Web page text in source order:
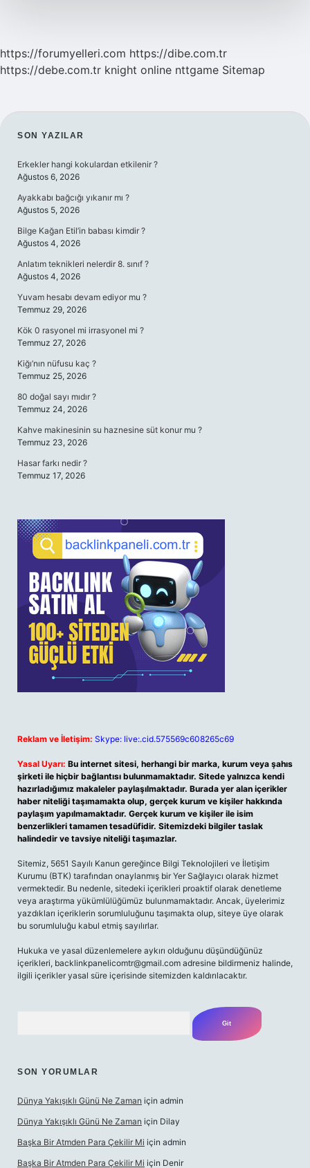
https://forumyelleri.com https://dibe.com.tr
https://debe.com.tr knight online nttgame Sitemap
SIDEBAR
SON YAZILAR
Erkekler hangi kokulardan etkilenir ?
Ağustos 6, 2026
Ayakkabı bağcığı yıkanır mı ?
Ağustos 5, 2026
Bilge Kağan Etil’in babası kimdir ?
Ağustos 4, 2026
Anlatım teknikleri nelerdir 8. sınıf ?
Ağustos 4, 2026
Yuvam hesabı devam ediyor mu ?
Temmuz 29, 2026
Kök 0 rasyonel mi irrasyonel mi ?
Temmuz 27, 2026
Kiğı’nın nüfusu kaç ?
Temmuz 25, 2026
80 doğal sayı mıdır ?
Temmuz 24, 2026
Kahve makinesinin su haznesine süt konur mu ?
Temmuz 23, 2026
Hasar farkı nedir ?
Temmuz 17, 2026
Reklam ve İletişim: Skype: live:.cid.575569c608265c69
Yasal Uyarı: Bu internet sitesi, herhangi bir marka, kurum veya şahıs
şirketi ile hiçbir bağlantısı bulunmamaktadır. Sitede yalnızca kendi
hazırladığımız makaleler paylaşılmaktadır. Burada yer alan içerikler
haber niteliği taşımamakta olup, gerçek kurum ve kişiler hakkında
paylaşım yapılmamaktadır. Gerçek kurum ve kişiler ile isim
benzerlikleri tamamen tesadüfidir. Sitemizdeki bilgiler taslak
halindedir ve tavsiye niteliği taşımazlar.
Sitemiz, 5651 Sayılı Kanun gereğince Bilgi Teknolojileri ve İletişim
Kurumu (BTK) tarafından onaylanmış bir Yer Sağlayıcı olarak hizmet
vermektedir. Bu nedenle, sitedeki içerikleri proaktif olarak denetleme
veya araştırma yükümlülüğümüz bulunmamaktadır. Ancak, üyelerimiz
yazdıkları içeriklerin sorumluluğunu taşımakta olup, siteye üye olarak
bu sorumluluğu kabul etmiş sayılırlar.
Hukuka ve yasal düzenlemelere aykırı olduğunu düşündüğünüz
içerikleri, backlinkpanelicomtr@gmail.com adresine bildirmeniz halinde,
ilgili içerikler yasal süre içerisinde sitemizden kaldırılacaktır.
SON YORUMLAR
Dünya Yakışıklı Günü Ne Zaman için admin
Dünya Yakışıklı Günü Ne Zaman için Dilay
Başka Bir Atmden Para Çekilir Mi için admin
Başka Bir Atmden Para Çekilir Mi için Denir